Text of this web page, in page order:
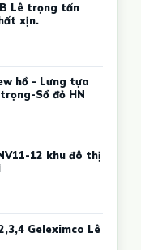
Lê trọng tấn
xịn.
hồ – Lưng tựa
Sổ đỏ HN
12 khu đô thị
Geleximco Lê